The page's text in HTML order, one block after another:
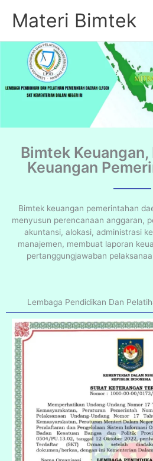
kontenMateri Bimtek
Bimtek Keuangan,
Keuangan
Bimtek keuangan pemerintahan
menyusun perencanaan anggaran,
akuntansi, alokasi, administrasi
manajemen, membuat laporan
pertanggungjawaban
Lembaga Pendidikan Dan